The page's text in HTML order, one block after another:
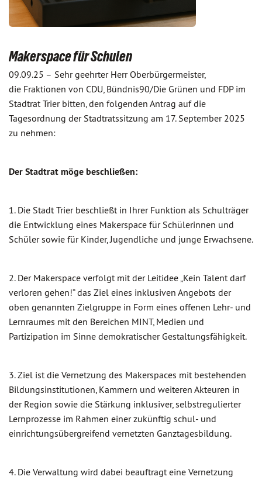
Makerspace für Schulen
09.09.25 – Sehr geehrter Herr Oberbürgermeister,
die Fraktionen von CDU, Bündnis90/Die Grünen und FDP im
Stadtrat Trier bitten, den folgenden Antrag auf die
Tagesordnung der Stadtratssitzung am 17. September 2025
zu nehmen:
Der Stadtrat möge beschließen:
1. Die Stadt Trier beschließt in Ihrer Funktion als Schulträger
die Entwicklung eines Makerspace für Schülerinnen und
Schüler sowie für Kinder, Jugendliche und junge Erwachsene.
2. Der Makerspace verfolgt mit der Leitidee „Kein Talent darf
verloren gehen!“ das Ziel eines inklusiven Angebots der
oben genannten Zielgruppe in Form eines offenen Lehr- und
Lernraumes mit den Bereichen MINT, Medien und
Partizipation im Sinne demokratischer Gestaltungsfähigkeit.
3. Ziel ist die Vernetzung des Makerspaces mit bestehenden
Bildungsinstitutionen, Kammern und weiteren Akteuren in
der Region sowie die Stärkung inklusiver, selbstregulierter
Lernprozesse im Rahmen einer zukünftig schul- und
einrichtungsübergreifend vernetzten Ganztagesbildung.
4. Die Verwaltung wird dabei beauftragt eine Vernetzung